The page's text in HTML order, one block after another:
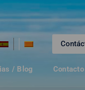
/ Blog Contacto